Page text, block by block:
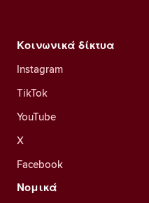
Κοινωνικά δίκτυα
Instagram
TikTok
YouTube
X
Facebook
Νομικά